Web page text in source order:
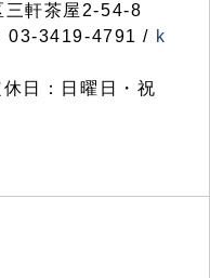
軒茶屋2-54-8
03-3419-4791 / k
日：日曜日・祝